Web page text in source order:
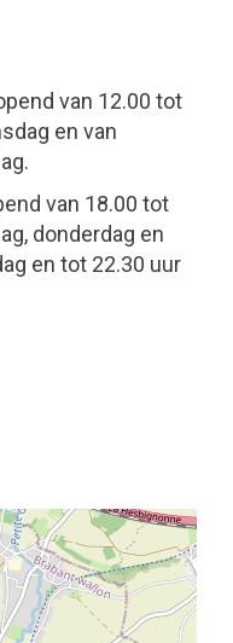
van 12.00 tot
en van
van 18.00 tot
donderdag en
en tot 22.30 uur